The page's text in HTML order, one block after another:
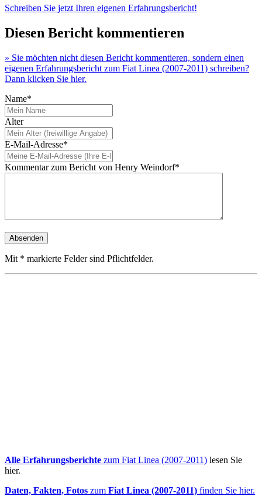
Schreiben Sie jetzt Ihren eigenen Erfahrungsbericht!
Diesen Bericht kommentieren
» Sie möchten nicht diesen Bericht kommentieren, sondern einen
eigenen Erfahrungsbericht zum Fiat Linea (2007-2011) schreiben?
Dann klicken Sie hier.
Name*
Alter
E-Mail-Adresse*
Kommentar zum Bericht von Henry Weindorf*
Mit * markierte Felder sind Pflichtfelder.
Alle Erfahrungsberichte zum Fiat Linea (2007-2011) lesen Sie
hier.
Daten, Fakten, Fotos zum Fiat Linea (2007-2011) finden Sie hier.